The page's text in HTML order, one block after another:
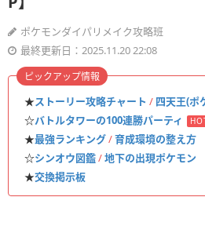
ポケモンダイパリメイク攻略班
最終更新日：2025.11.20 22:08
★ストーリー攻略チャート / 四天王(ポ
☆バトルタワーの100連勝パーティ
★最強ランキング/育成環境の整え方
☆シンオウ図鑑/地下の出現ポケモン
★交換掲示板
ピックアップ情報